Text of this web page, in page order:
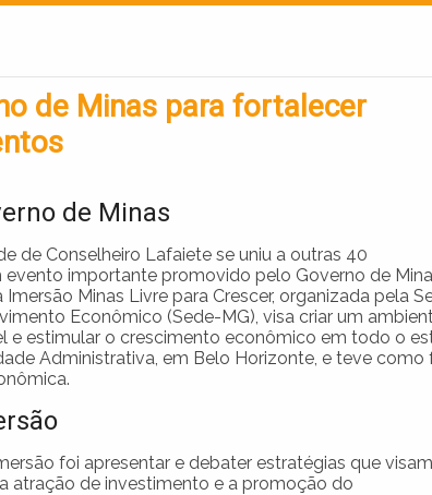
de Minas para fortalecer
de Minas
de Conselheiro Lafaiete se uniu a outras 40
importante promovido pelo Governo de
Minas Livre para Crescer, organizada pela
Econômico (Sede-MG), visa criar um
e estimular o crescimento econômico em todo o
Administrativa, em Belo Horizonte, e teve como
foi apresentar e debater estratégias que
atração de investimento e a promoção do